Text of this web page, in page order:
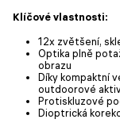
Klíčové vlastnosti:
12x zvětšení,
Optika plně
obrazu
Díky kompaktní
outdoorové
Protiskluzové
Dioptrická